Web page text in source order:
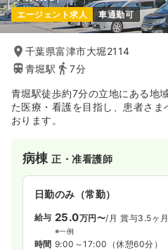
エージェント求人 車通勤可
千葉県富津市大堀2114
青堀駅
7分
青堀駅徒歩約7分の立地にある地
た医療・看護を目指し、患者さ
おります。
病棟正・准看護師
日勤のみ（常勤）
給与 25.0万円〜/月 賞与3.5ヶ月
※一例
時間 9:00～17:00 （休憩60分）